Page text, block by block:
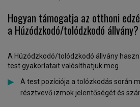
Hogyan támogatja az otthoni
a Húzódzkodó/tolódzkodó állvány?
A Húzódzkodó/tolódzkodó állvány
test gyakorlatait valósíthatjuk meg.
A test pozíciója a tolózkodás során
résztvevő izmok jelentőségét és